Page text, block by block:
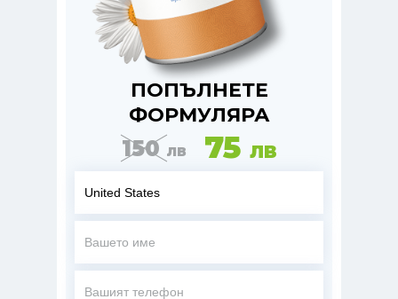
ПОПЪЛНЕТЕ
ФОРМУЛЯРА
150 ЛВ 75 ЛВ